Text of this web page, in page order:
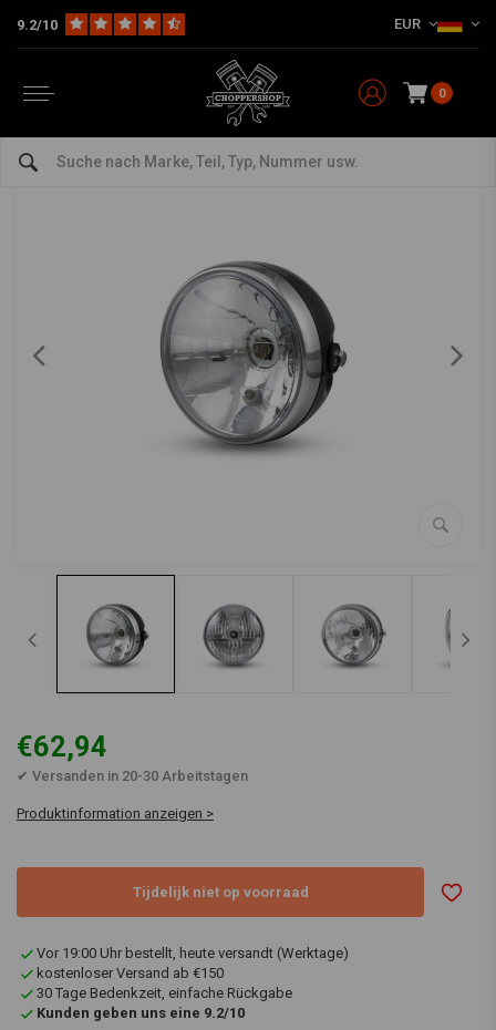
9.2/10 EUR
0
Teile & Zubehör 6,75 "Black / Chrome Classic Scheinwerfer
6,75 "Black / Chrome Classic Scheinwerfer
€62,94
✔ Versanden in 20-30 Arbeitstagen
Produktinformation anzeigen >
Tijdelijk niet op voorraad
Vor 19:00 Uhr bestellt, heute versandt (Werktage)
kostenloser Versand ab €150
30 Tage Bedenkzeit, einfache Rückgabe
Kunden geben uns eine 9.2/10